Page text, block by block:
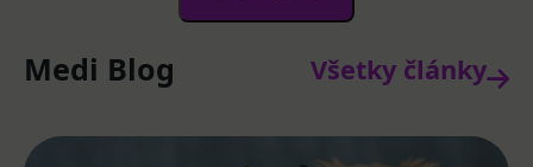
Medi Blog Všetky články